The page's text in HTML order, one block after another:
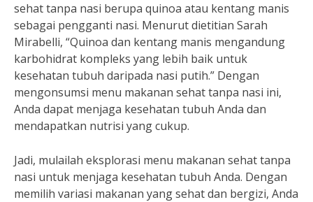
sehat tanpa nasi berupa quinoa atau kentang manis
sebagai pengganti nasi. Menurut dietitian Sarah
Mirabelli, “Quinoa dan kentang manis mengandung
karbohidrat kompleks yang lebih baik untuk
kesehatan tubuh daripada nasi putih.” Dengan
mengonsumsi menu makanan sehat tanpa nasi ini,
Anda dapat menjaga kesehatan tubuh Anda dan
mendapatkan nutrisi yang cukup.
Jadi, mulailah eksplorasi menu makanan sehat tanpa
nasi untuk menjaga kesehatan tubuh Anda. Dengan
memilih variasi makanan yang sehat dan bergizi, Anda